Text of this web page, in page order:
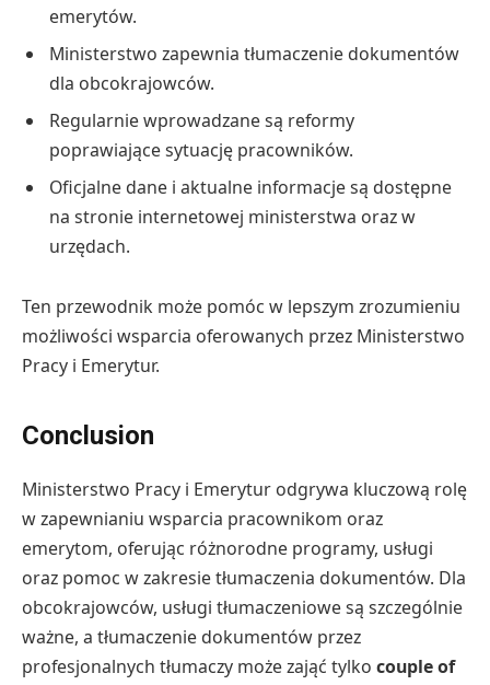
emerytów.
Ministerstwo zapewnia tłumaczenie dokumentów
dla obcokrajowców.
Regularnie wprowadzane są reformy
poprawiające sytuację pracowników.
Oficjalne dane i aktualne informacje są dostępne
na stronie internetowej ministerstwa oraz w
urzędach.
Ten przewodnik może pomóc w lepszym zrozumieniu
możliwości wsparcia oferowanych przez Ministerstwo
Pracy i Emerytur.
Conclusion
Ministerstwo Pracy i Emerytur odgrywa kluczową rolę
w zapewnianiu wsparcia pracownikom oraz
emerytom, oferując różnorodne programy, usługi
oraz pomoc w zakresie tłumaczenia dokumentów. Dla
obcokrajowców, usługi tłumaczeniowe są szczególnie
ważne, a tłumaczenie dokumentów przez
profesjonalnych tłumaczy może zająć tylko couple of